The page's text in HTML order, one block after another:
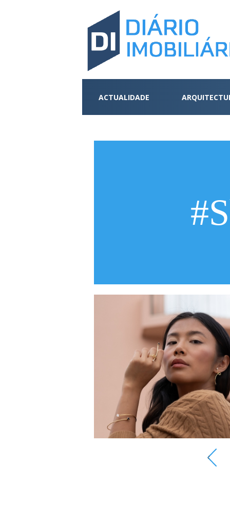
ACTUALIDADE